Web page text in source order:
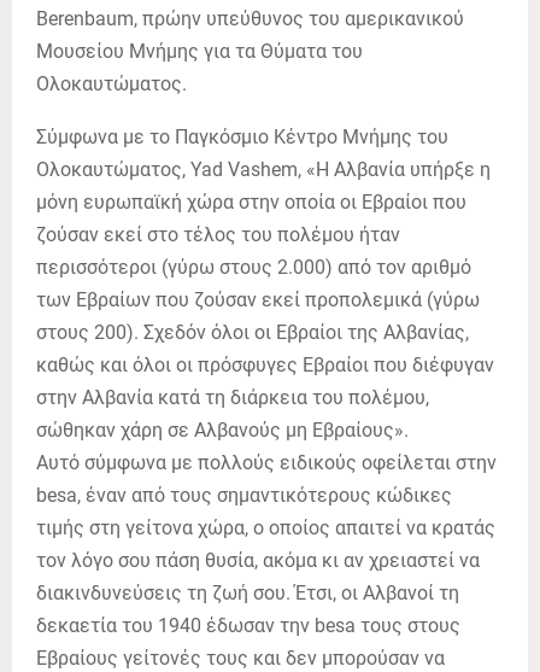
Berenbaum, πρώην υπεύθυνος του αμερικανικού
Μουσείου Μνήμης για τα Θύματα του
Ολοκαυτώματος.
Σύμφωνα με το Παγκόσμιο Κέντρο Μνήμης του
Ολοκαυτώματος, Yad Vashem, «Η Αλβανία υπήρξε η
μόνη ευρωπαϊκή χώρα στην οποία οι Εβραίοι που
ζούσαν εκεί στο τέλος του πολέμου ήταν
περισσότεροι (γύρω στους 2.000) από τον αριθμό
των Εβραίων που ζούσαν εκεί προπολεμικά (γύρω
στους 200). Σχεδόν όλοι οι Εβραίοι της Αλβανίας,
καθώς και όλοι οι πρόσφυγες Εβραίοι που διέφυγαν
στην Αλβανία κατά τη διάρκεια του πολέμου,
σώθηκαν χάρη σε Αλβανούς μη Εβραίους».
Αυτό σύμφωνα με πολλούς ειδικούς οφείλεται στην
besa, έναν από τους σημαντικότερους κώδικες
τιμής στη γείτονα χώρα, ο οποίος απαιτεί να κρατάς
τον λόγο σου πάση θυσία, ακόμα κι αν χρειαστεί να
διακινδυνεύσεις τη ζωή σου. Έτσι, οι Αλβανοί τη
δεκαετία του 1940 έδωσαν την besa τους στους
Εβραίους γείτονές τους και δεν μπορούσαν να